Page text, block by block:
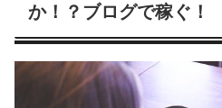
か！？ブログで稼ぐ！